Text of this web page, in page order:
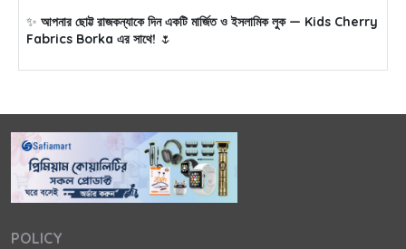
✨ আপনার ছোট্ট রাজকন্যাকে দিন একটি মার্জিত ও ইসলামিক লুক — Kids Cherry
Fabrics Borka এর সাথে! 🌷
POLICY